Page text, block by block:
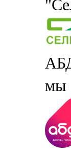
мы